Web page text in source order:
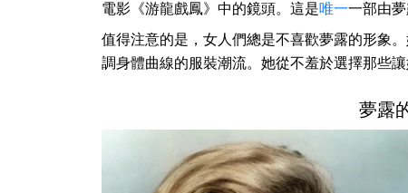
電影《游龍戲鳳》中的鏡頭。這是唯一一部由夢
值得注意的是，女人們總是不喜歡夢露的形象。
調身體曲線的服裝潮流。她從不羞於選擇那些
夢露